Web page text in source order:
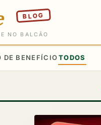
BLOG
NO BALCÃO
DE BENEFÍCIOTODOS